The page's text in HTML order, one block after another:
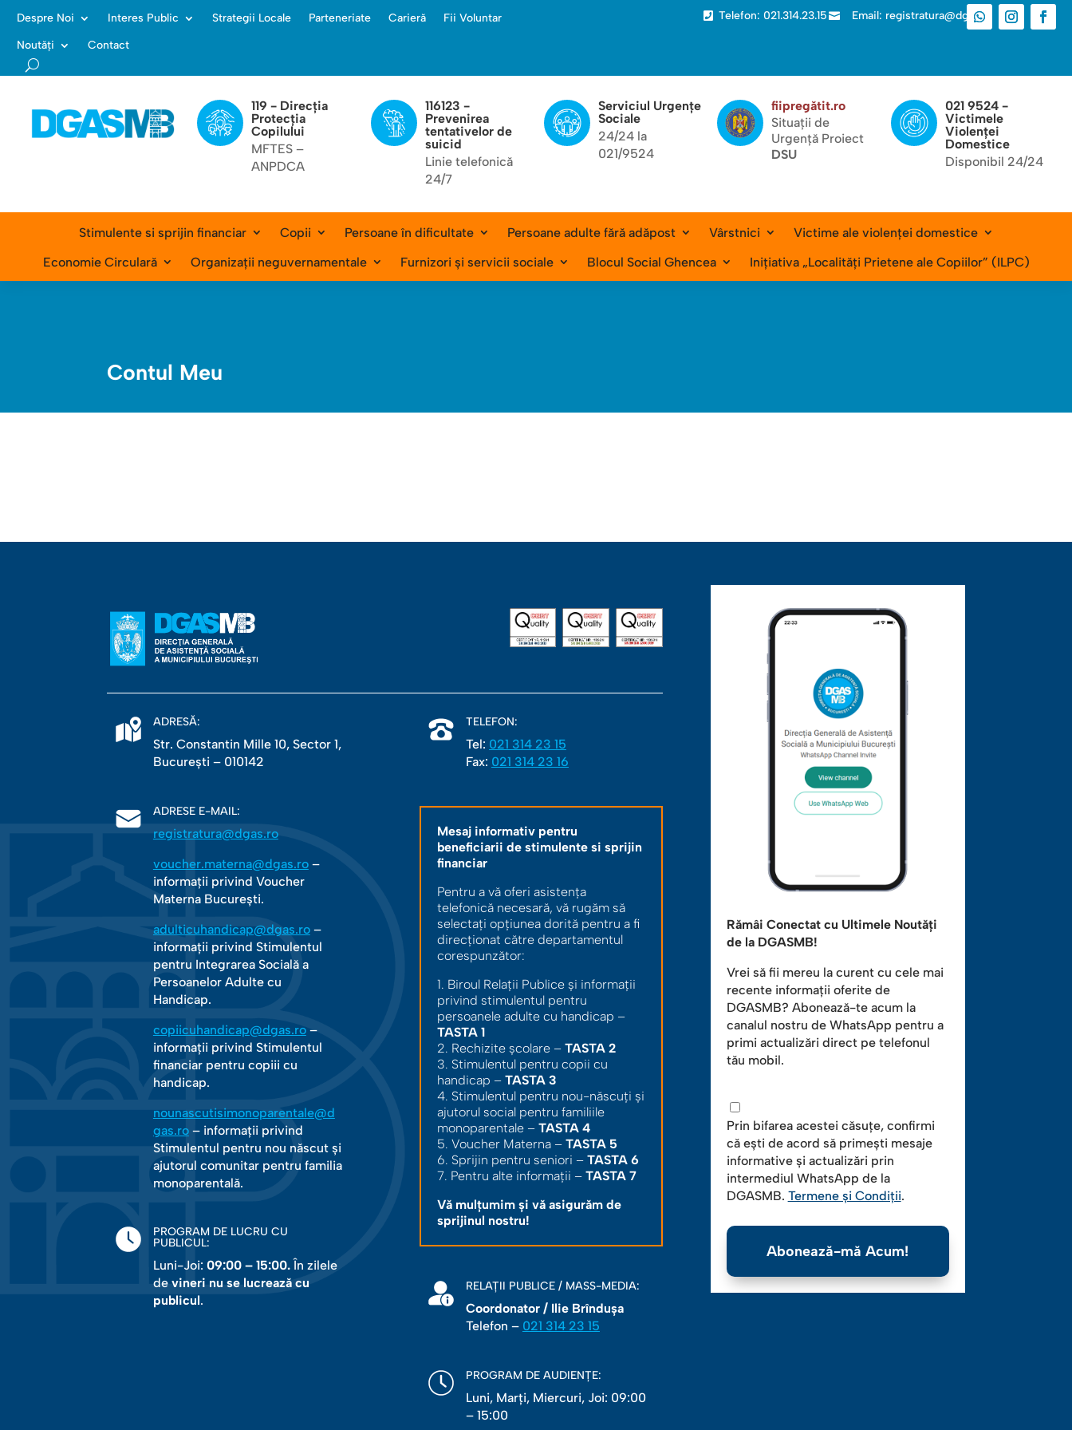
Despre Noi Interes Public Strategii Locale Parteneriate Carieră
Fii Voluntar
Noutăți
Contact
 Telefon: 021.314.23.15  Email: registratura@dgas.ro
119 - Direcția
Protecția
Copilului
MFTES –
ANPDCA
116123 -
Prevenirea
tentativelor de
suicid
Linie telefonică
24/7
Serviciul Urgențe
Sociale
24/24 la
021/9524
fiipregătit.ro
Situații de
Urgență Proiect
DSU
021 9524 -
Victimele
Violenței
Domestice
Disponibil 24/24
Stimulente si sprijin financiar Copii Persoane în dificultate Persoane adulte fără adăpost Vârstnici
Victime ale violenței domestice
Economie Circulară
Organizații neguvernamentale Furnizori și servicii sociale Blocul Social Ghencea Inițiativa „Localități Prietene ale Copiilor” (ILPC)
Contul Meu
ADRESĂ:
Str. Constantin Mille 10, Sector 1,
Bucureşti – 010142
ADRESE E-MAIL:
registratura@dgas.ro
voucher.materna@dgas.ro–
informații privind Voucher
Materna București.
adulticuhandicap@dgas.ro–
informații privind Stimulentul
pentru Integrarea Socială a
Persoanelor Adulte cu
Handicap.
copiicuhandicap@dgas.ro–
informații privind Stimulentul
financiar pentru copiii cu
handicap.
nounascutisimonoparentale@d
gas.ro– informații privind
Stimulentul pentru nou născut și
ajutorul comunitar pentru familia
monoparentală.
PROGRAM DE LUCRU CU
PUBLICUL:
Luni-Joi: 09:00 – 15:00.În zilele
de vineri nu se lucrează cu
publicul.
TELEFON:
Tel: 021 314 23 15
Fax: 021 314 23 16
Mesaj informativ pentru
beneficiarii de stimulente si sprijin
financiar
Pentru a vă oferi asistența
telefonică necesară, vă rugăm să
selectați opțiunea dorită pentru a fi
direcționat către departamentul
corespunzător:
1. Biroul Relații Publice și informații
privind stimulentul pentru
persoanele adulte cu handicap –
TASTA 1
2. Rechizite școlare –TASTA 2
3. Stimulentul pentru copii cu
handicap –TASTA 3
4. Stimulentul pentru nou-născuți și
ajutorul social pentru familiile
monoparentale –TASTA 4
5. Voucher Materna –TASTA 5
6. Sprijin pentru seniori –TASTA 6
7. Pentru alte informații –TASTA 7
Vă mulțumim și vă asigurăm de
sprijinul nostru!
RELAȚII PUBLICE / MASS-MEDIA:
Coordonator / Ilie Brîndușa
Telefon – 021 314 23 15
PROGRAM DE AUDIENȚE:
Luni, Marţi, Miercuri, Joi: 09:00
– 15:00
Rămâi Conectat cu Ultimele Noutăți
de la DGASMB!
Vrei să fii mereu la curent cu cele mai
recente informații oferite de
DGASMB? Abonează-te acum la
canalul nostru de WhatsApp pentru a
primi actualizări direct pe telefonul
tău mobil.
Prin bifarea acestei căsuțe, confirmi
că ești de acord să primești mesaje
informative și actualizări prin
intermediul WhatsApp de la
DGASMB. Termene și Condiții.
Abonează-mă Acum!